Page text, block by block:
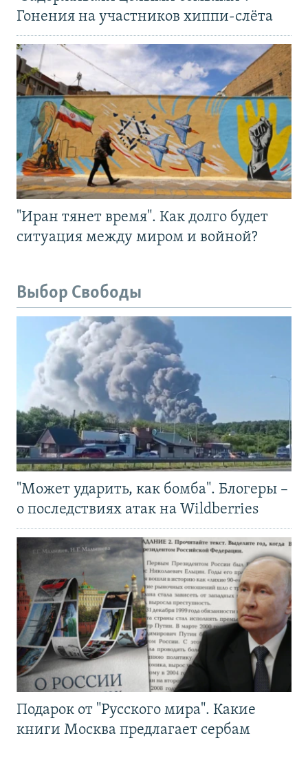
Гонения на участников хиппи-слёта
"Иран тянет время". Как долго будет
ситуация между миром и войной?
Выбор Свободы
"Может ударить, как бомба". Блогеры –
о последствиях атак на Wildberries
Подарок от "Русского мира". Какие
книги Москва предлагает сербам